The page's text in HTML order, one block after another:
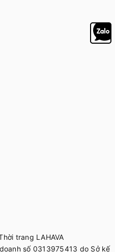
trang LAHAVA
số 0313975413 do Sở kế